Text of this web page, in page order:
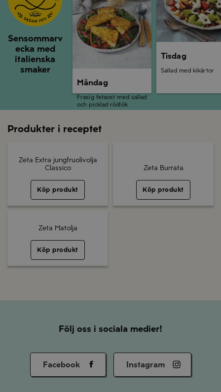
Sensommarv
ecka med
italienska
smaker
Måndag
Frasig fetaost med sallad
och picklad rödlök
Tisdag
Sallad med kikärtor
Produkter i receptet
Zeta Extra jungfruolivolja
Classico
Köp produkt
Zeta Burrata
Köp produkt
Zeta Matolja
Köp produkt
Följ oss i sociala medier!
Facebook Instagram